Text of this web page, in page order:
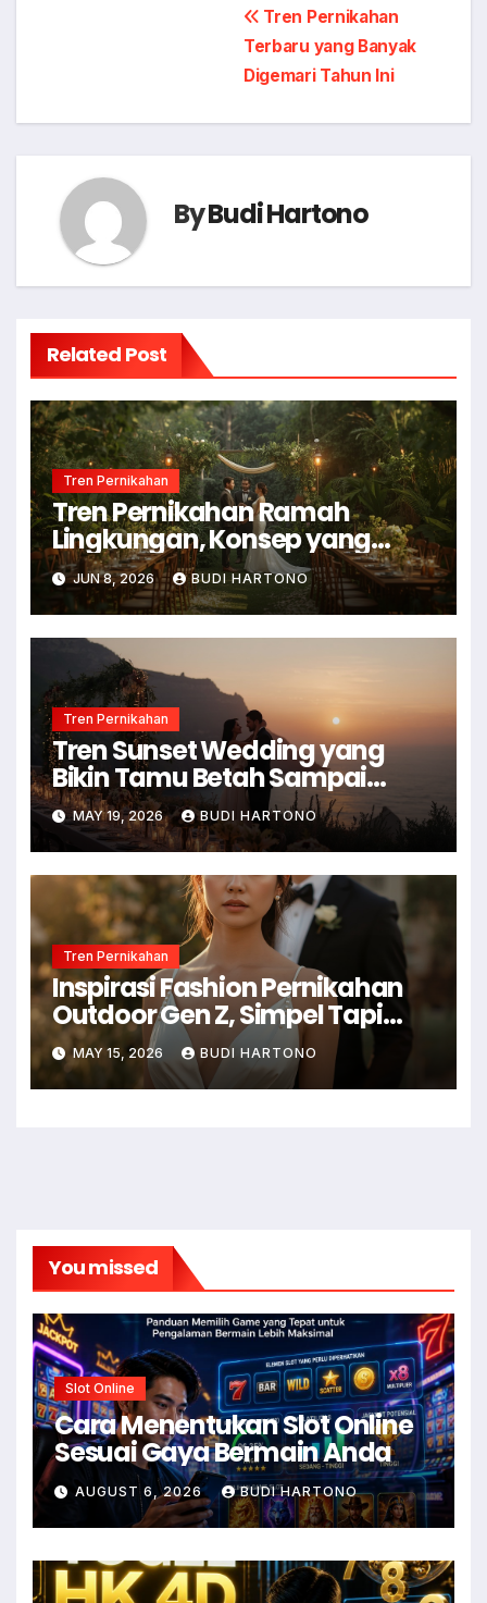
Tren Pernikahan
Terbaru yang Banyak
Digemari Tahun Ini
ByBudi Hartono
Related Post
Tren Pernikahan
Tren Pernikahan Ramah
Lingkungan, Konsep yang
Makin Diminati
JUN 8, 2026 BUDI HARTONO
Tren Pernikahan
Tren Sunset Wedding yang
Bikin Tamu Betah Sampai
Malam
MAY 19, 2026 BUDI HARTONO
Tren Pernikahan
Inspirasi Fashion Pernikahan
Outdoor Gen Z, Simpel Tapi
Mewah
MAY 15, 2026 BUDI HARTONO
You missed
Slot Online
Cara Menentukan Slot Online
Sesuai Gaya Bermain Anda
AUGUST 6, 2026 BUDI HARTONO